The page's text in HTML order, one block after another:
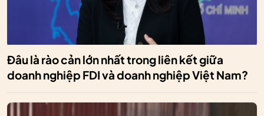
Đâu là rào cản lớn nhất trong liên kết giữa
doanh nghiệp FDI và doanh nghiệp Việt Nam?